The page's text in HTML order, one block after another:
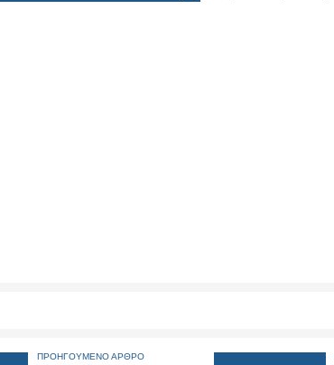
ΠΡΟΗΓΟΥΜΕΝΟ ΑΡΘΡΟ